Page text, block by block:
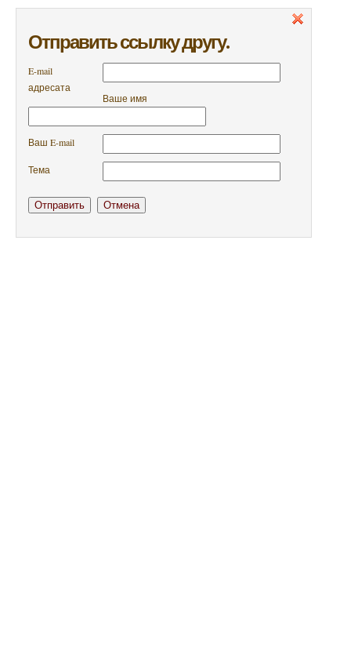
Отправить ссылку другу.
E-mail
адресата
Ваше имя
Ваш E-mail
Тема
Отправить Отмена